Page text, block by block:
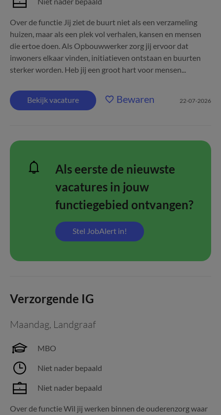
Over de functie Jij ziet de buurt niet als een verzameling
huizen, maar als een plek vol verhalen, kansen en mensen
die ertoe doen. Als Opbouwwerker zorg jij ervoor dat
inwoners elkaar vinden, initiatieven ontstaan en buurten
sterker worden. Heb jij een groot hart voor mensen...
Bekijk vacature Bewaren 22-07-2026
Als eerste de nieuwste
vacatures in jouw
functiegebied ontvangen?
Stel JobAlert in!
Verzorgende IG
Maandag, Landgraaf
MBO
Niet nader bepaald
Niet nader bepaald
Over de functie Wil jij werken binnen de ouderenzorg waar